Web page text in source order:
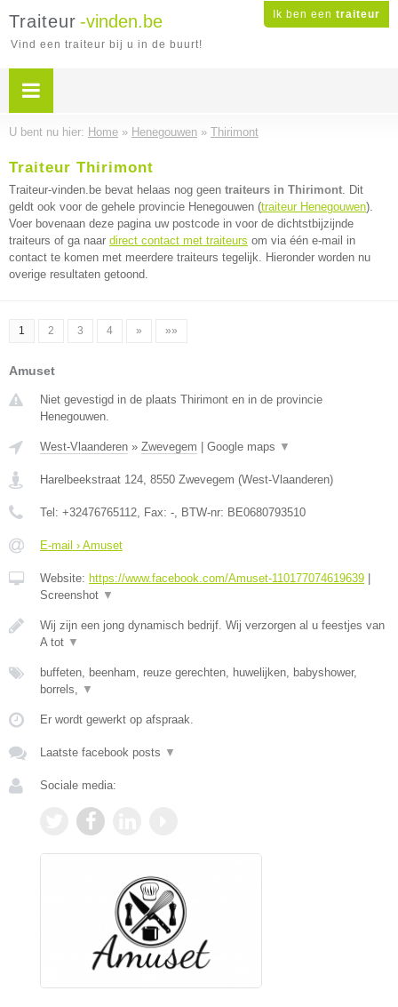
Ik ben een traiteur
Traiteur -vinden.be
Vind een traiteur bij u in de buurt!
U bent nu hier: Home » Henegouwen » Thirimont
Traiteur Thirimont
Traiteur-vinden.be bevat helaas nog geen traiteurs in Thirimont. Dit
geldt ook voor de gehele provincie Henegouwen (traiteur Henegouwen).
Voer bovenaan deze pagina uw postcode in voor de dichtstbijzijnde
traiteurs of ga naar direct contact met traiteurs om via één e-mail in
contact te komen met meerdere traiteurs tegelijk. Hieronder worden nu
overige resultaten getoond.
1 2 3 4 » »»
Amuset
Niet gevestigd in de plaats Thirimont en in de provincie
Henegouwen.
West-Vlaanderen » Zwevegem Google maps ▼
Harelbeekstraat 124, 8550 Zwevegem (West-Vlaanderen)
Tel: +32476765112, Fax: -, BTW-nr: BE0680793510
E-mail › Amuset
Website: https://www.facebook.com/Amuset-110177074619639
Screenshot ▼
Wij zijn een jong dynamisch bedrijf. Wij verzorgen al u feestjes van
A tot ▼
buffeten, beenham, reuze gerechten, huwelijken, babyshower,
borrels, ▼
Er wordt gewerkt op afspraak.
Laatste facebook posts ▼
Sociale media: